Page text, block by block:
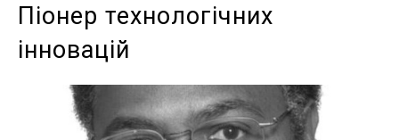
Піонер технологічних
інновацій